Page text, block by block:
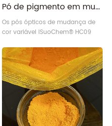
Pó de pigmento em mudança variável óptica de cor verde dourada
Os pós ópticos de mudança de
cor variável iSuoChem® HC09
de mudança de cor brilhante,
como bolhas de sabão naturais
ou asas de borboleta.